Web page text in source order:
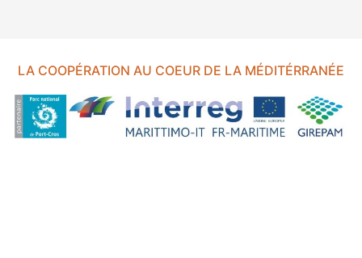
LA COOPÉRATION AU COEUR DE LA MÉDITÉRRANÉE